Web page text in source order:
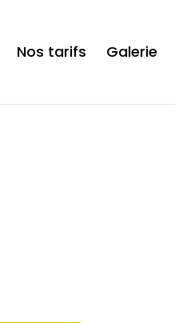
safe to use. */
Nos tarifs Galerie